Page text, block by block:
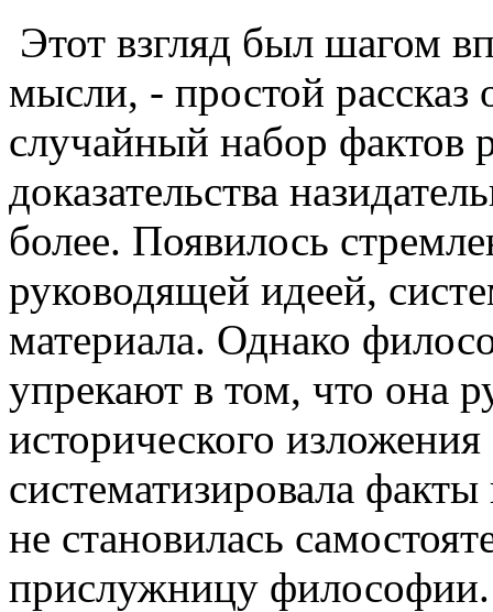
Этот взгляд был шагом
мысли, - простой
случайный набор фактов
доказательства
более. Появилось
руководящей идеей,
материала. Однако
упрекают в том, что она
исторического
систематизировала
не становилась
прислужницу философии.